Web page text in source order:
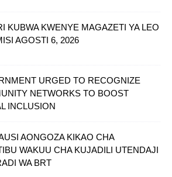
KUBWA KWENYE MAGAZETI YA LEO
AGOSTI 6, 2026
URGED TO RECOGNIZE
NETWORKS TO BOOST
INCLUSION
AONGOZA KIKAO CHA
WAKUU CHA KUJADILI UTENDAJI
WA BRT